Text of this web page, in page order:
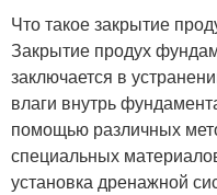
Что такое закрытие
Закрытие продух
заключается в
влаги внутрь
помощью различных
специальных
установка дренажной